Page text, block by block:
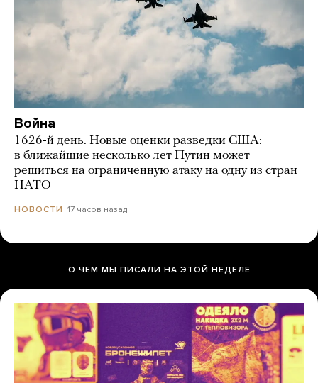
Война
1626-й день. Новые оценки разведки США:
в ближайшие несколько лет Путин может
решиться на ограниченную атаку на одну из стран
НАТО
НОВОСТИ 17 часов назад
О ЧЕМ МЫ ПИСАЛИ НА ЭТОЙ НЕДЕЛЕ